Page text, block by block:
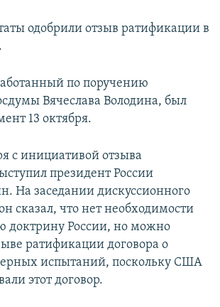
одобрили отзыв ратификации в
по поручению
Вячеслава Володина, был
13 октября.
с инициативой отзыва
президент России
На заседании дискуссионного
сказал, что нет необходимости
доктрину России, но можно
ратификации договора о
испытаний, поскольку США
этот договор.